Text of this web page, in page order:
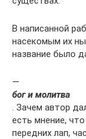
В написанной
насекомым их
название было
—
бог и молитва
. Зачем автор
есть мнение,
передних лап,